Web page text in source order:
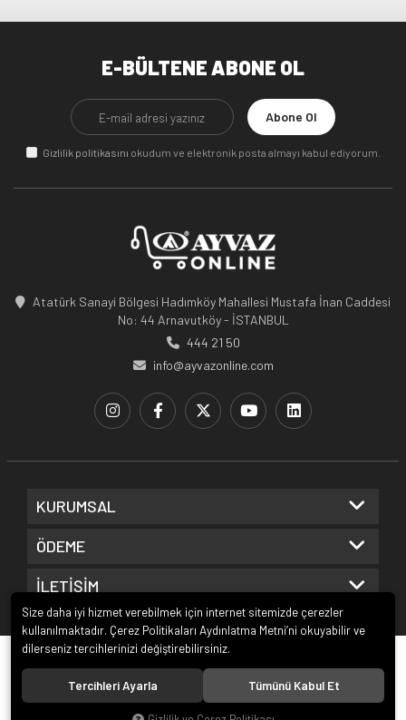
E-BÜLTENE ABONE OL
Abone Ol
Gizlilik politikasını okudum ve elektronik posta almayı kabul ediyorum.
Atatürk Sanayi Bölgesi Hadımköy Mahallesi Mustafa İnan Caddesi
No: 44 Arnavutköy - İSTANBUL
444 21 50
info@ayvazonline.com
KURUMSAL
ÖDEME
İLETİŞİM
Size daha iyi hizmet verebilmek için internet sitemizde çerezler
kullanılmaktadır. Çerez Politikaları Aydınlatma Metni’ni okuyabilir ve
dilerseniz tercihlerinizi değiştirebilirsiniz.
Tercihleri Ayarla Tümünü Kabul Et